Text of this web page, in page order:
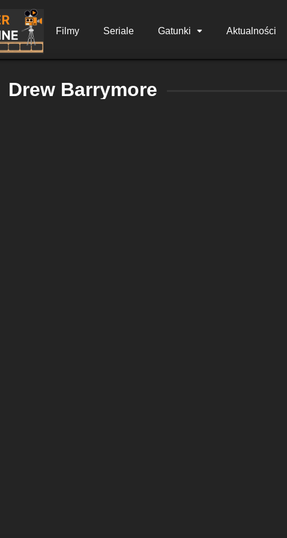
Filmy Seriale Gatunki Aktualności
Drew Barrymore